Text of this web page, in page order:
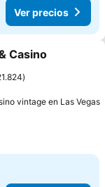
Ver precios
Casino
vintage en Las Vegas